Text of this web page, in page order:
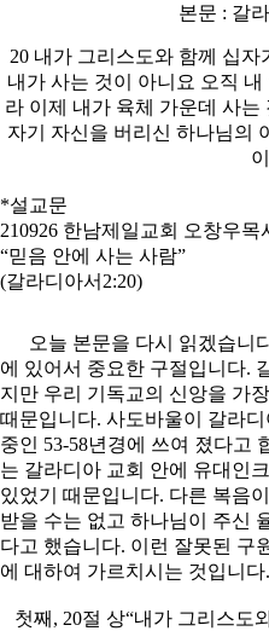
본문 : 갈
20 내가 그리스도와 함께 십
내가 사는 것이 아니요 오직 내
라 이제 내가 육체 가운데 사는
자기 자신을 버리신 하나님의
*설교문
210926 한남제일교회 오창우목
“믿음 안에 사는 사람”
(갈라디아서2:20)
오늘 본문을 다시 읽겠습니
에 있어서 중요한 구절입니다.
지만 우리 기독교의 신앙을 가
때문입니다. 사도바울이 갈라
중인 53-58년경에 쓰여 졌다고
는 갈라디아 교회 안에 유대인
있었기 때문입니다. 다른 복음
받을 수는 없고 하나님이 주신
다고 했습니다. 이런 잘못된 구
에 대하여 가르치시는 것입니다.
첫째, 20절 상“내가 그리스도